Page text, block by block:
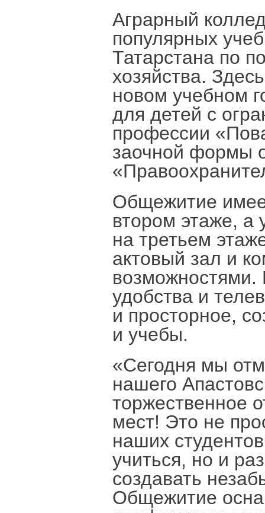
Аграрный
популярных
Татарстана по
хозяйства.
новом учебном
для детей с
профессии
заочной формы
Общежитие
втором этаже, а
на третьем
актовый зал и
удобства и
и просторное,
и учебы.
«Сегодня мы
нашего
торжественное
мест! Это не
наших
учиться, но и
создавать
Общежитие